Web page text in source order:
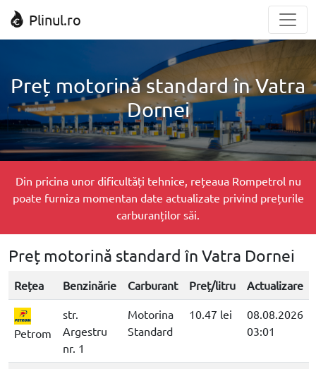
Plinul.ro
Preț motorină standard în Vatra
Dornei
Din pricina unor dificultăți tehnice, rețeaua Rompetrol nu
poate furniza momentan date actualizate privind prețurile
carburanților săi.
Preț motorină standard în Vatra Dornei
Rețea Benzinărie Carburant Preț/litru Actualizare
Petrom
str.
Argestru
nr. 1
Motorina
Standard
10.47 lei
08.08.2026
03:01